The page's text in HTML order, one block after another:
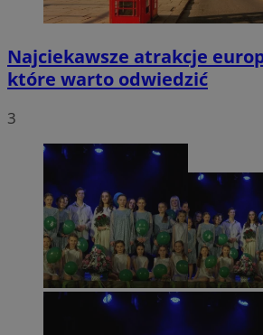
Najciekawsze atrakcje
które warto odwiedzić
3